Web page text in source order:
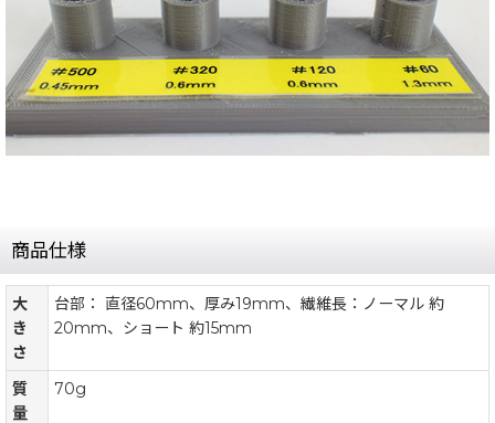
商品仕様
大
き
さ
台部： 直径60mm、厚み19mm、繊維長：ノーマル 約
20mm、ショート 約15mm
質
量
70g